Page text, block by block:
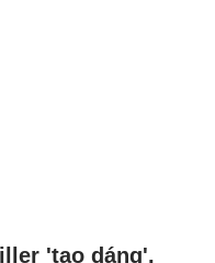
'tạo dáng',